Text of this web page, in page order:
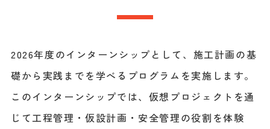
2026年度のインターンシップとして、施工計画の基
礎から実践までを学べるプログラムを実施します。
このインターンシップでは、仮想プロジェクトを通
じて工程管理・仮設計画・安全管理の役割を体験